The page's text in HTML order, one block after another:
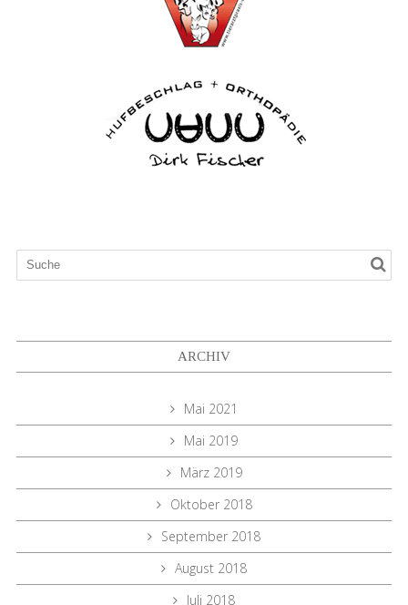
ARCHIV
Mai 2021
Mai 2019
März 2019
Oktober 2018
September 2018
August 2018
Juli 2018